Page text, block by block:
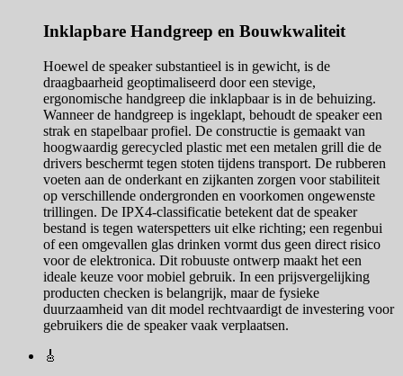
Inklapbare Handgreep en Bouwkwaliteit
Hoewel de speaker substantieel is in gewicht, is de
draagbaarheid geoptimaliseerd door een stevige,
ergonomische handgreep die inklapbaar is in de behuizing.
Wanneer de handgreep is ingeklapt, behoudt de speaker een
strak en stapelbaar profiel. De constructie is gemaakt van
hoogwaardig gerecycled plastic met een metalen grill die de
drivers beschermt tegen stoten tijdens transport. De rubberen
voeten aan de onderkant en zijkanten zorgen voor stabiliteit
op verschillende ondergronden en voorkomen ongewenste
trillingen. De IPX4-classificatie betekent dat de speaker
bestand is tegen waterspetters uit elke richting; een regenbui
of een omgevallen glas drinken vormt dus geen direct risico
voor de elektronica. Dit robuuste ontwerp maakt het een
ideale keuze voor mobiel gebruik. In een prijsvergelijking
producten checken is belangrijk, maar de fysieke
duurzaamheid van dit model rechtvaardigt de investering voor
gebruikers die de speaker vaak verplaatsen.
🎸